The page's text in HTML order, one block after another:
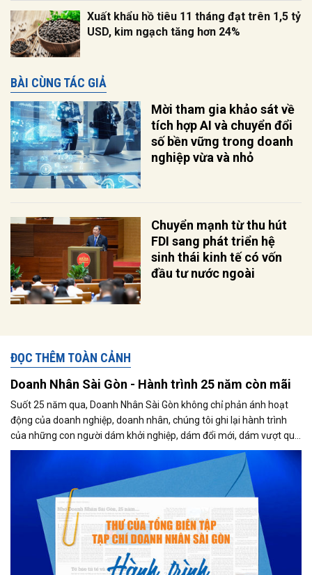
Xuất khẩu hồ tiêu 11 tháng đạt trên 1,5 tỷ
USD, kim ngạch tăng hơn 24%
BÀI CÙNG TÁC GIẢ
Mời tham gia khảo sát về
tích hợp AI và chuyển đổi
số bền vững trong doanh
nghiệp vừa và nhỏ
Chuyển mạnh từ thu hút
FDI sang phát triển hệ
sinh thái kinh tế có vốn
đầu tư nước ngoài
ĐỌC THÊM TOÀN CẢNH
Doanh Nhân Sài Gòn - Hành trình 25 năm còn mãi
Suốt 25 năm qua, Doanh Nhân Sài Gòn không chỉ phản ánh hoạt
động của doanh nghiệp, doanh nhân, chúng tôi ghi lại hành trình
của những con người dám khởi nghiệp, dám đổi mới, dám vượt qua
thất bại để tạo dựng giá trị cho xã hội...